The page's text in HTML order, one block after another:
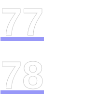
77
78